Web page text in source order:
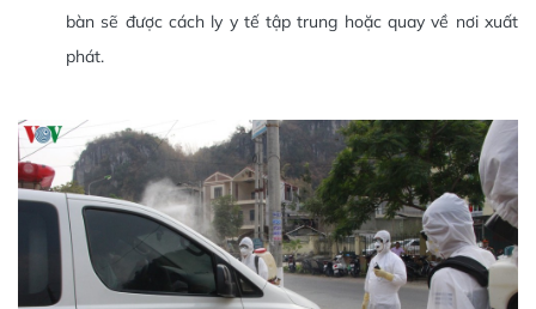
bàn sẽ được cách ly y tế tập trung hoặc quay về nơi xuất
phát.